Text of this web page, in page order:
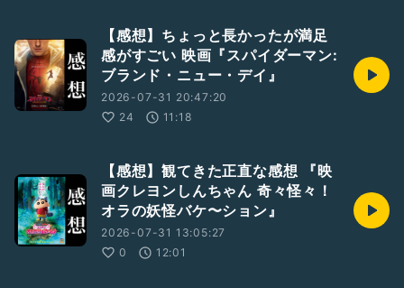
【感想】ちょっと長かったが満足
感がすごい 映画『スパイダーマン:
ブランド・ニュー・デイ』
2026-07-31 20:47:20
24
11:18
【感想】観てきた正直な感想 『映
画クレヨンしんちゃん 奇々怪々！
オラの妖怪バケ〜ション』
2026-07-31 13:05:27
0
12:01